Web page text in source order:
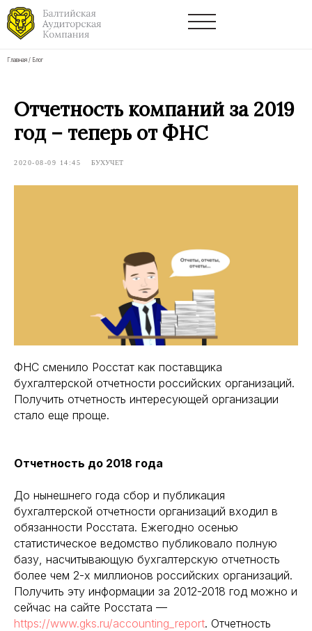
Главная / Блог
Отчетность компаний за 2019
год – теперь от ФНС
2020-08-09 14:45 БУХУЧЕТ
ФНС сменило Росстат как поставщика
бухгалтерской отчетности российских организаций.
Получить отчетность интересующей организации
стало еще проще.
Отчетность до 2018 года
До нынешнего года сбор и публикация
бухгалтерской отчетности организаций входил в
обязанности Росстата. Ежегодно осенью
статистическое ведомство публиковало полную
базу, насчитывающую бухгалтерскую отчетность
более чем 2-х миллионов российских организаций.
Получить эту информации за 2012-2018 год можно и
сейчас на сайте Росстата —
https://www.gks.ru/accounting_report. Отчетность